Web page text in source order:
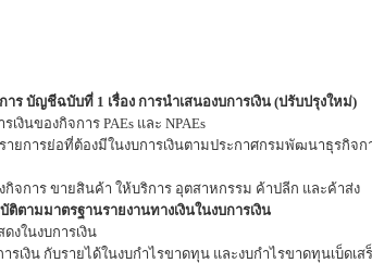
บัญชีฉบับที่ 1 เรื่อง การนำเสนองบการเงิน (ปรับปรุงใหม่)
งินของกิจการ PAEs และ NPAEs
ายการย่อที่ต้องมีในงบการเงินตามประกาศกรมพัฒนาธุรกิจก
กิจการ ขายสินค้า ให้บริการ อุตสาหกรรม ค้าปลีก และค้าส่ง
ตามมาตรฐานรายงานทางเงินในงบการเงิน
งในงบการเงิน
งิน กับรายได้ในงบกำไรขาดทุน และงบกำไรขาดทุนเบ็ดเส